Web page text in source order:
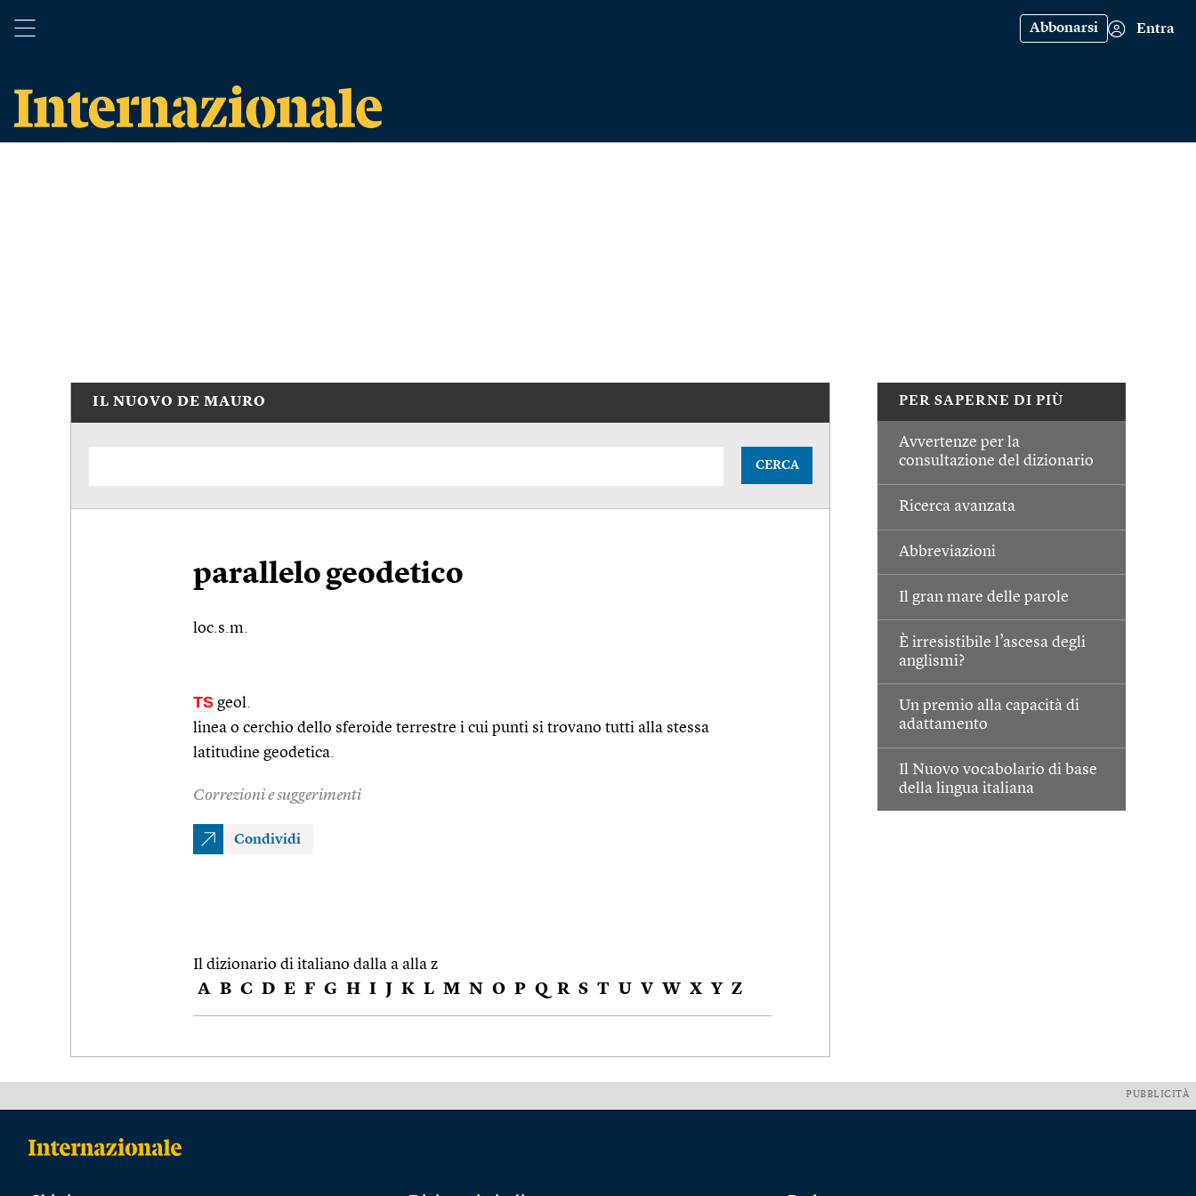
Abbonarsi Entra
PER SAPERNE DI PIÙ
Avvertenze per la
consultazione del dizionario
Ricerca avanzata
Abbreviazioni
Il gran mare delle parole
È irresistibile l’ascesa degli
anglismi?
Un premio alla capacità di
adattamento
Il Nuovo vocabolario di base
della lingua italiana
IL NUOVO DE MAURO
CERCA
parallelo geodetico
loc.s.m.
TS geol.
linea o cerchio dello sferoide terrestre i cui punti si trovano tutti alla stessa
latitudine geodetica.
Correzioni e suggerimenti
Condividi
Il dizionario di italiano dalla a alla z
A B C D E F G H I J K L M N O P Q R S T U V W X Y Z
PUBBLICITÀ